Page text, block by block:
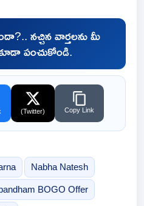
నచ్చిన వార్తలను మీ
పంచుకోండి.
(Twitter) Copy Link
Nabha Natesh
BOGO Offer